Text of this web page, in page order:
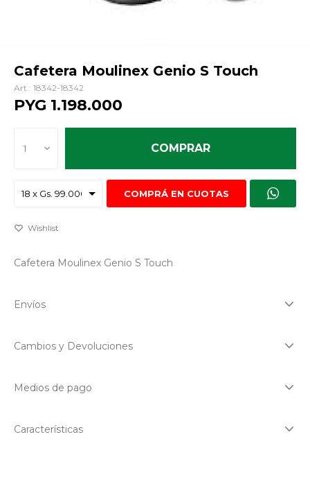
Cafetera Moulinex Genio S Touch
18342-18342
PYG 1.198.000
1 COMPRAR
COMPRÁ EN CUOTAS
Cafetera Moulinex Genio S Touch
Envíos
Cambios y Devoluciones
Medios de pago
Características